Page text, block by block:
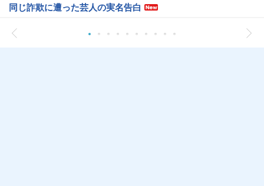
同じ詐欺に遭った芸人の実名告白